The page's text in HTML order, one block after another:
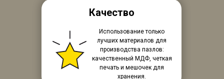
Использование только
лучших материалов для
производства пазлов:
качественный МДФ, четкая
печать и мешочек для
хранения.
Качество